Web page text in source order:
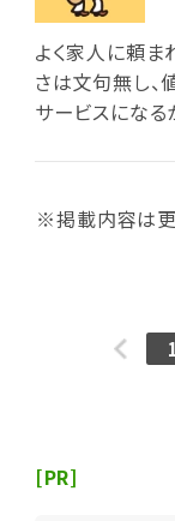
よく家人に頼ま
さは文句無し
サービスにな
※掲載内容は更
[PR]